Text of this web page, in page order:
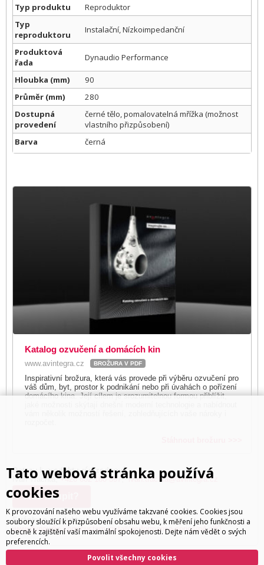
Typ produktu
Reproduktor
Typ
reproduktoru
Instalační, Nízkoimpedanční
Produktová
řada
Dynaudio Performance
Hloubka (mm)
90
Průměr (mm)
280
Dostupná
provedení
černé tělo, pomalovatelná mřížka (možnost
vlastního přizpůsobení)
Barva
černá
Katalog ozvučení a domácích kin
www.avintegra.cz BROŽURA V PDF
Inspirativní brožura, která vás provede při výběru ozvučení pro
váš dům, byt, prostor k podnikání nebo při úvahách o pořízení
domácího kina. Její cílem je srozumitelnou formou přiblížit,
Dotazy k produktu rád zodpoví:
Ivan Trachta,+420 602 180 597, ivan.trachta@avintegra.cz
Kde koupit?
Stránky o produktu:
www.dynaudio.com/custom-install/performance-series/p4-c80
Tato webová stránka používá
cookies
K provozování našeho webu využíváme takzvané cookies. Cookies jsou
soubory sloužící k přizpůsobení obsahu webu, k měření jeho funkčnosti a
obecně k zajištění vaší maximální spokojenosti. Dejte nám vědět o svých
preferencích.
Povolit všechny cookies